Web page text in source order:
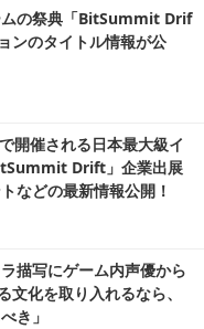
ムの祭典「BitSummit Drif
ンのタイトル情報が公
開催される日本最大級イ
Drift」企業出展
などの最新情報公開！
描写にゲーム内声優から
化を取り入れるなら、
き」